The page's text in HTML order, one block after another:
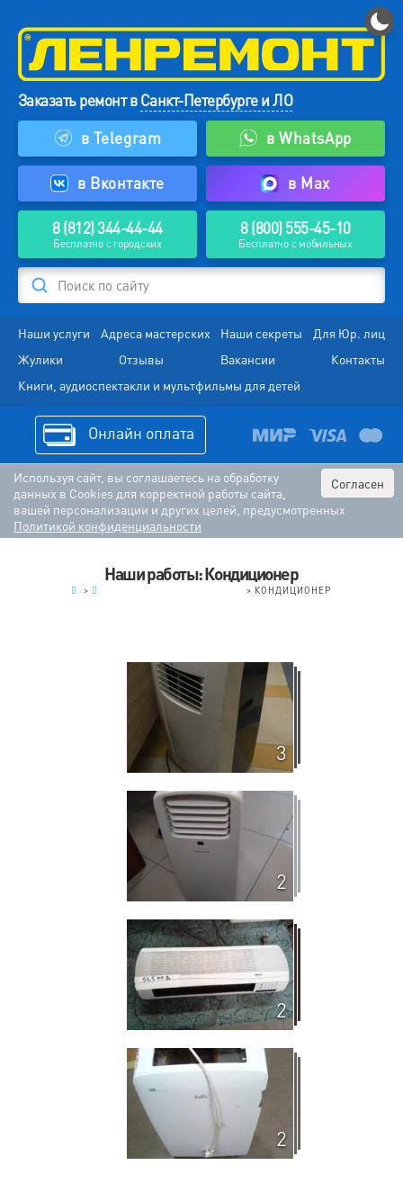
Заказать ремонт вСанкт-Петербурге и ЛО
в Telegram
в WhatsApp
в Вконтакте в Max
8 (812) 344-44-44
Бесплатно с городских
8 (800) 555-45-10
Бесплатно с мобильных
Поиск по сайту
Наши услуги Адреса мастерских Наши секреты
Для Юр. лиц
Жулики
Отзывы Вакансии
Контакты
Книги, аудиоспектакли и мультфильмы для детей
Онлайн оплата
Согласен
Используя сайт, вы соглашаетесь на обработку
данных в Cookies для корректной работы сайта,
вашей персонализации и других целей, предусмотренных
Политикой конфиденциальности
Наши работы: Кондиционер
> > КОНДИЦИОНЕР
3
2
2
2